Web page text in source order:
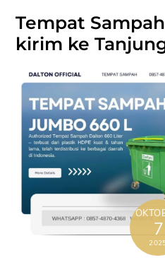
Tempat
kirim ke
7